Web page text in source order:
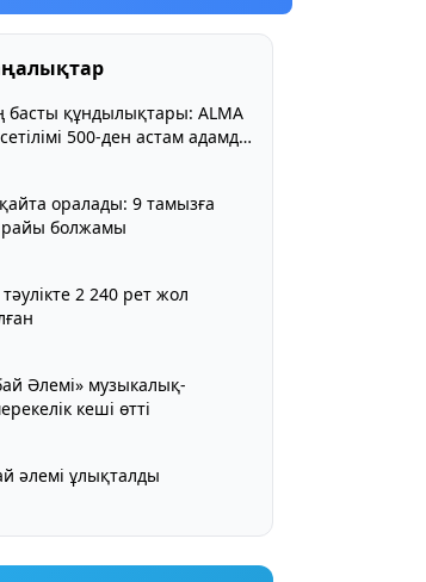
басты құндылықтары: ALMA
500-ден астам адамды
оралады: 9 тамызға
райы болжамы
Әлемі» музыкалық-
кеші өтті
әлемі ұлықталды